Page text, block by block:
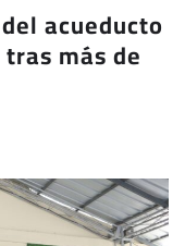
acueducto
más de